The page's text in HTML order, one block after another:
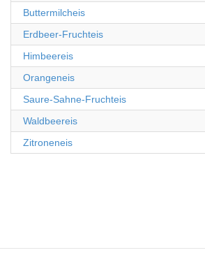
Buttermilcheis
Erdbeer-Fruchteis
Himbeereis
Orangeneis
Saure-Sahne-Fruchteis
Waldbeereis
Zitroneneis